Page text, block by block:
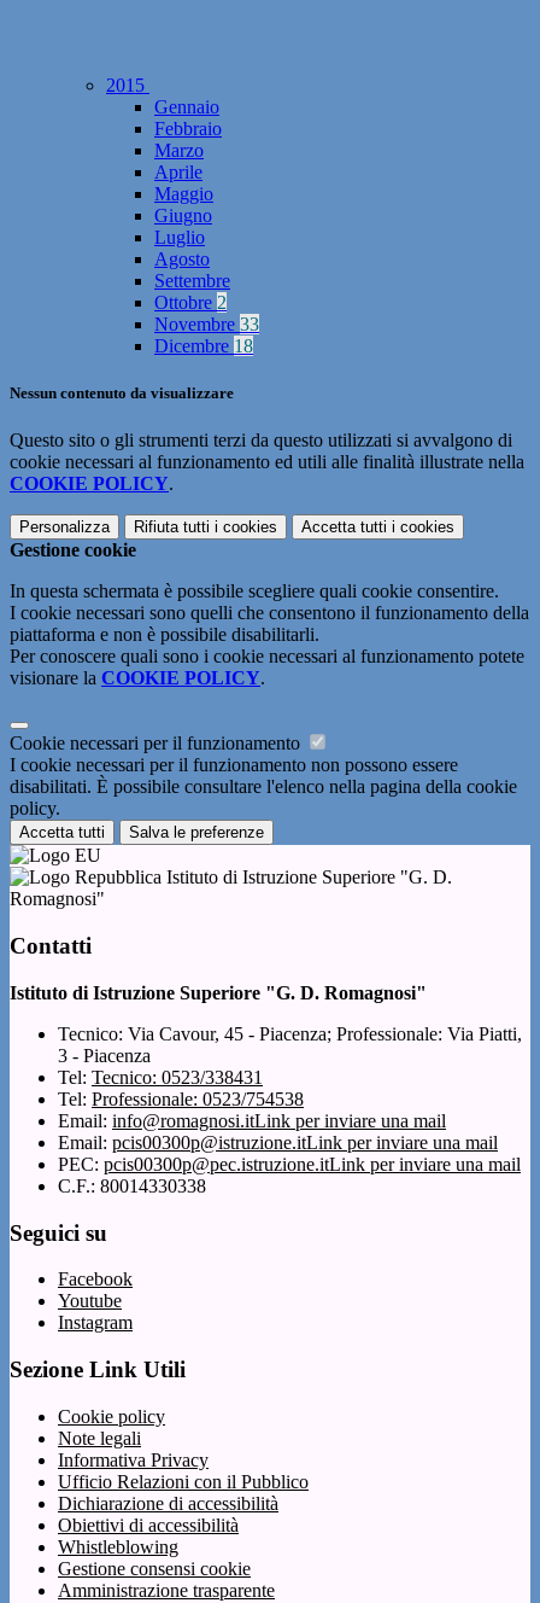
2015
Gennaio
Febbraio
Marzo
Aprile
Maggio
Giugno
Luglio
Agosto
Settembre
Ottobre 2
Novembre 33
Dicembre 18
Nessun contenuto da visualizzare
Questo sito o gli strumenti terzi da questo utilizzati si avvalgono di
cookie necessari al funzionamento ed utili alle finalità illustrate nella
COOKIE POLICY.
Personalizza Rifiuta tutti i cookies Accetta tutti i cookies
Gestione cookie
In questa schermata è possibile scegliere quali cookie consentire.
I cookie necessari sono quelli che consentono il funzionamento della
piattaforma e non è possibile disabilitarli.
Per conoscere quali sono i cookie necessari al funzionamento potete
visionare la COOKIE POLICY.
Cookie necessari per il funzionamento
I cookie necessari per il funzionamento non possono essere
disabilitati. È possibile consultare l'elenco nella pagina della cookie
policy.
Accetta tutti Salva le preferenze
Istituto di Istruzione Superiore "G. D.
Romagnosi"
Contatti
Istituto di Istruzione Superiore "G. D. Romagnosi"
Tecnico: Via Cavour, 45 - Piacenza; Professionale: Via Piatti,
3 - Piacenza
Tel: Tecnico: 0523/338431
Tel: Professionale: 0523/754538
Email: info@romagnosi.itLink per inviare una mail
Email: pcis00300p@istruzione.itLink per inviare una mail
PEC: pcis00300p@pec.istruzione.itLink per inviare una mail
C.F.: 80014330338
Seguici su
Facebook
Youtube
Instagram
Sezione Link Utili
Cookie policy
Note legali
Informativa Privacy
Ufficio Relazioni con il Pubblico
Dichiarazione di accessibilità
Obiettivi di accessibilità
Whistleblowing
Gestione consensi cookie
Amministrazione trasparente